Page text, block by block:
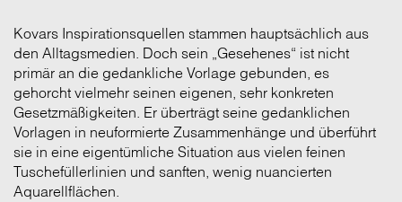
Kovars Inspirationsquellen stammen hauptsächlich aus
den Alltagsmedien. Doch sein „Gesehenes“ ist nicht
primär an die gedankliche Vorlage gebunden, es
gehorcht vielmehr seinen eigenen, sehr konkreten
Gesetzmäßigkeiten. Er überträgt seine gedanklichen
Vorlagen in neuformierte Zusammenhänge und überführt
sie in eine eigentümliche Situation aus vielen feinen
Tuschefüllerlinien und sanften, wenig nuancierten
Aquarellflächen.